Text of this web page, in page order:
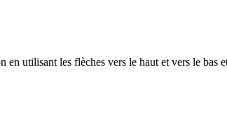
utilisant les flèches vers le haut et vers le bas